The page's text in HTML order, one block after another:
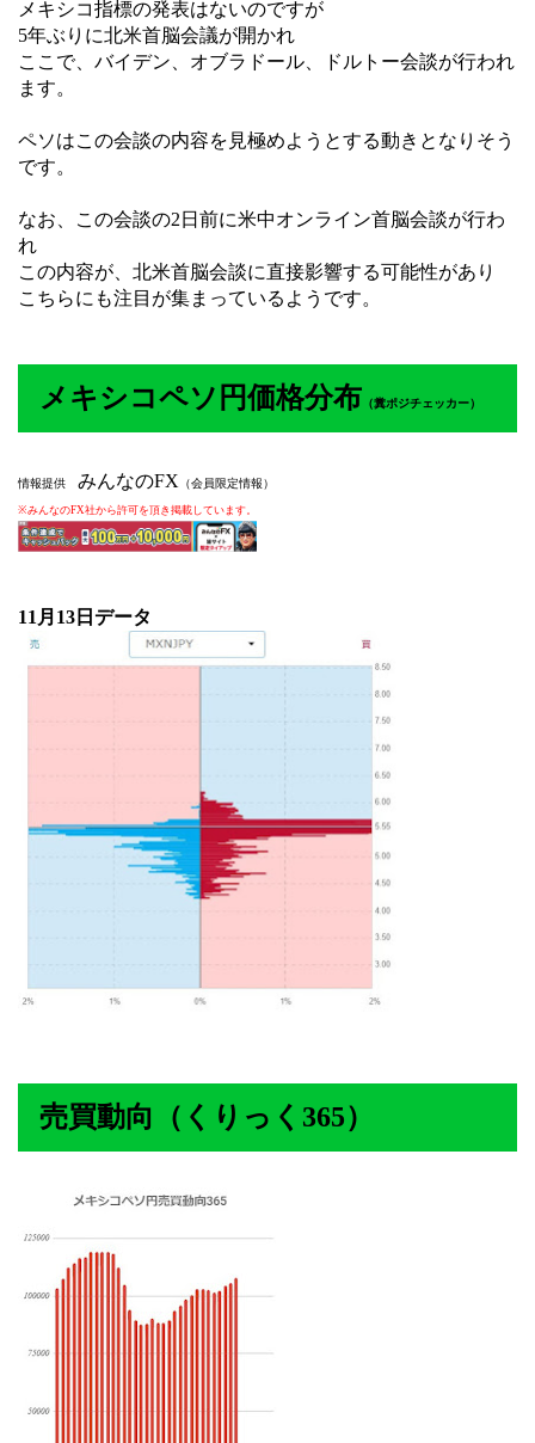
メキシコ指標の発表はないのですが
5年ぶりに北米首脳会議が開かれ
ここで、バイデン、オブラドール、ドルトー会談が行われ
ます。
ペソはこの会談の内容を見極めようとする動きとなりそう
です。
なお、この会談の2日前に米中オンライン首脳会談が行わ
れ
この内容が、北米首脳会談に直接影響する可能性があり
こちらにも注目が集まっているようです。
メキシコペソ円価格分布 （糞ポジチェッカー）
情報提供 みんなのFX （会員限定情報）
※みんなのFX社から許可を頂き掲載しています。
11月13 日データ
売買動向（くりっく365）